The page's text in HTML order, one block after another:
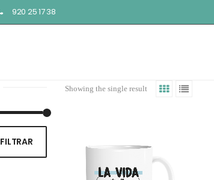
920 25 17 38
Showing the single result
mínimo
máximo
FILTRAR